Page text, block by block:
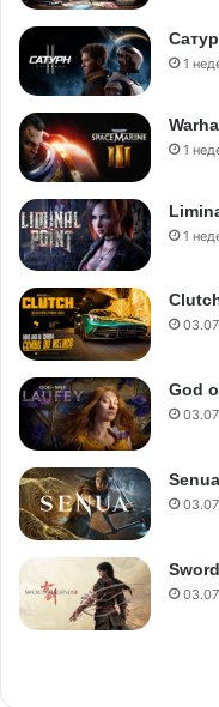
1
1
1
God